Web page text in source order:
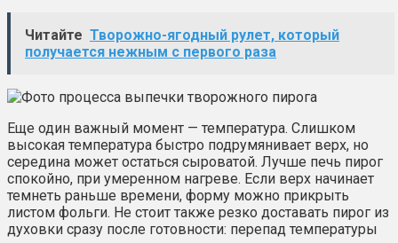
Читайте Творожно-ягодный рулет, который
получается нежным с первого раза
Еще один важный момент — температура. Слишком
высокая температура быстро подрумянивает верх, но
середина может остаться сыроватой. Лучше печь пирог
спокойно, при умеренном нагреве. Если верх начинает
темнеть раньше времени, форму можно прикрыть
листом фольги. Не стоит также резко доставать пирог из
духовки сразу после готовности: перепад температуры